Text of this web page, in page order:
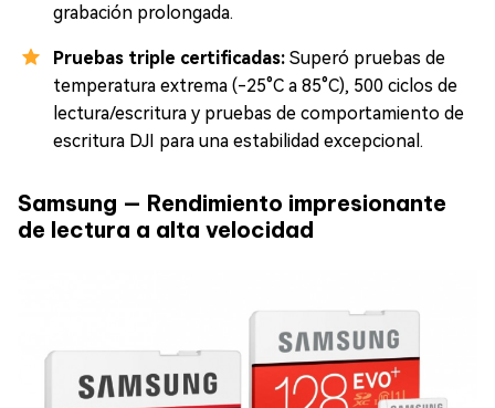
grabación prolongada.
Pruebas triple certificadas: Superó pruebas de
temperatura extrema (-25°C a 85°C), 500 ciclos de
lectura/escritura y pruebas de comportamiento de
escritura DJI para una estabilidad excepcional.
Samsung — Rendimiento impresionante
de lectura a alta velocidad